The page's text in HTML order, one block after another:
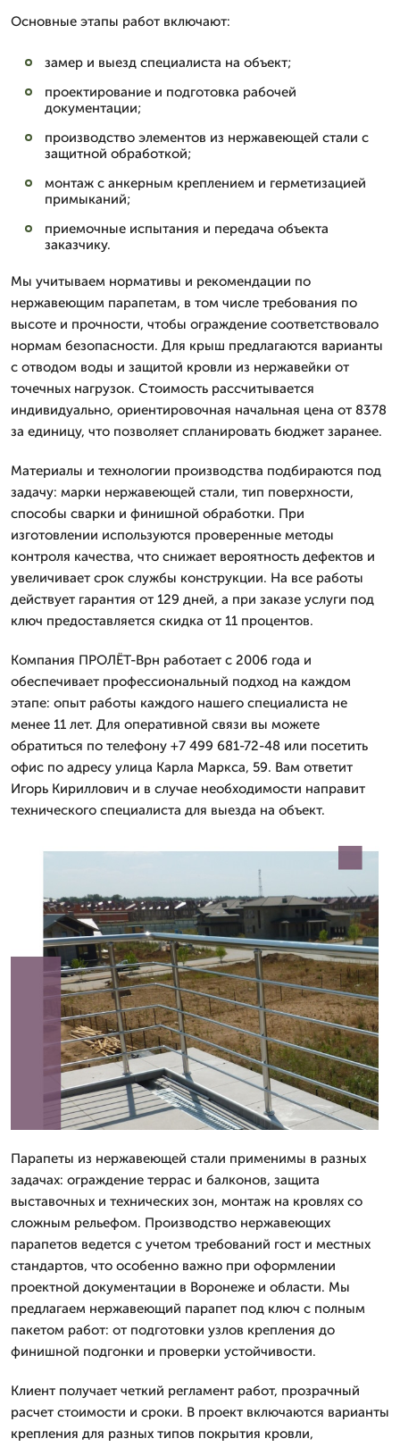
Основные этапы работ включают:
замер и выезд специалиста на объект;
проектирование и подготовка рабочей
документации;
производство элементов из нержавеющей стали с
защитной обработкой;
монтаж с анкерным креплением и герметизацией
примыканий;
приемочные испытания и передача объекта
заказчику.
Мы учитываем нормативы и рекомендации по
нержавеющим парапетам, в том числе требования по
высоте и прочности, чтобы ограждение соответствовало
нормам безопасности. Для крыш предлагаются варианты
с отводом воды и защитой кровли из нержавейки от
точечных нагрузок. Стоимость рассчитывается
индивидуально, ориентировочная начальная цена от 8378
за единицу, что позволяет спланировать бюджет заранее.
Материалы и технологии производства подбираются под
задачу: марки нержавеющей стали, тип поверхности,
способы сварки и финишной обработки. При
изготовлении используются проверенные методы
контроля качества, что снижает вероятность дефектов и
увеличивает срок службы конструкции. На все работы
действует гарантия от 129 дней, а при заказе услуги под
ключ предоставляется скидка от 11 процентов.
Компания ПРОЛЁТ-Врн работает с 2006 года и
обеспечивает профессиональный подход на каждом
этапе: опыт работы каждого нашего специалиста не
менее 11 лет. Для оперативной связи вы можете
обратиться по телефону +7 499 681-72-48 или посетить
офис по адресу улица Карла Маркса, 59. Вам ответит
Игорь Кириллович и в случае необходимости направит
технического специалиста для выезда на объект.
Парапеты из нержавеющей стали применимы в разных
задачах: ограждение террас и балконов, защита
выставочных и технических зон, монтаж на кровлях со
сложным рельефом. Производство нержавеющих
парапетов ведется с учетом требований гост и местных
стандартов, что особенно важно при оформлении
проектной документации в Воронеже и области. Мы
предлагаем нержавеющий парапет под ключ с полным
пакетом работ: от подготовки узлов крепления до
финишной подгонки и проверки устойчивости.
Клиент получает четкий регламент работ, прозрачный
расчет стоимости и сроки. В проект включаются варианты
крепления для разных типов покрытия кровли,